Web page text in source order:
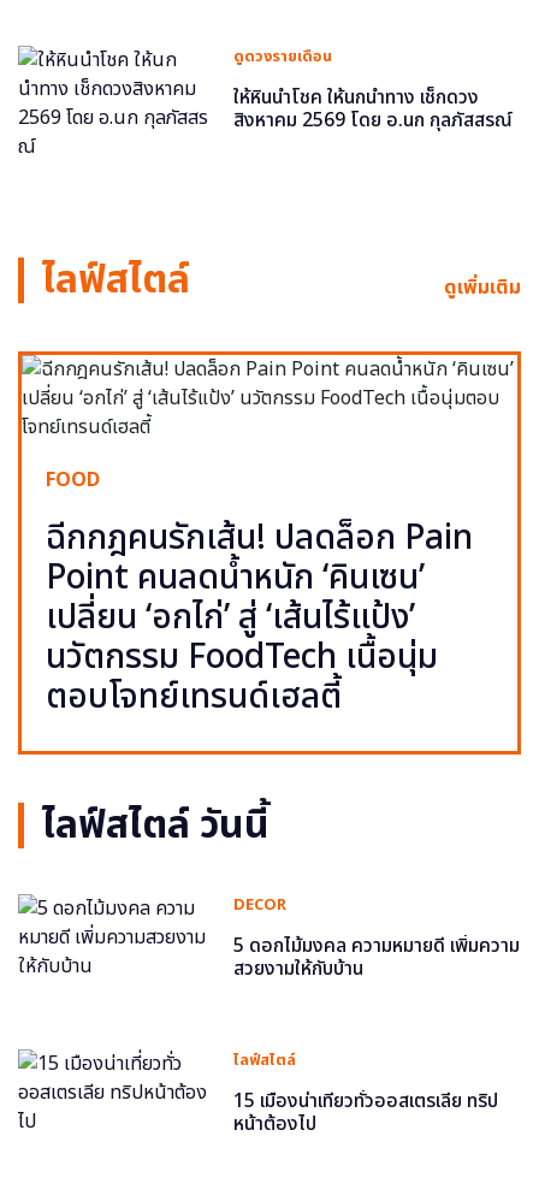
ดูดวงรายเดือน
ให้หินนำโชค ให้นกนำทาง เช็กดวง
สิงหาคม 2569 โดย อ.นก กุลภัสสรณ์
ไลฟ์สไตล์ ดูเพิ่มเติม
FOOD
ฉีกกฎคนรักเส้น! ปลดล็อก Pain
Point คนลดน้ำหนัก ‘คินเซน’
เปลี่ยน ‘อกไก่’ สู่ ‘เส้นไร้แป้ง’
นวัตกรรม FoodTech เนื้อนุ่ม
ตอบโจทย์เทรนด์เฮลตี้
ไลฟ์สไตล์ วันนี้
DECOR
5 ดอกไม้มงคล ความหมายดี เพิ่มความ
สวยงามให้กับบ้าน
ไลฟ์สไตล์
15 เมืองน่าเที่ยวทั่วออสเตรเลีย ทริป
หน้าต้องไป